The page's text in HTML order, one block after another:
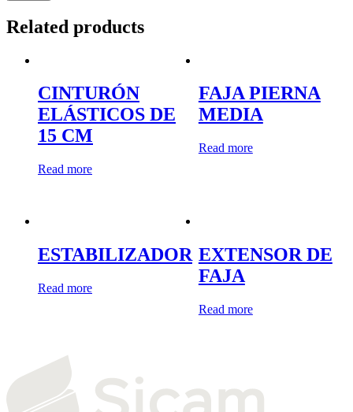
Related products
CINTURÓN
ELÁSTICOS DE
15 CM
Read more
FAJA PIERNA
MEDIA
Read more
ESTABILIZADOR
Read more
EXTENSOR DE
FAJA
Read more